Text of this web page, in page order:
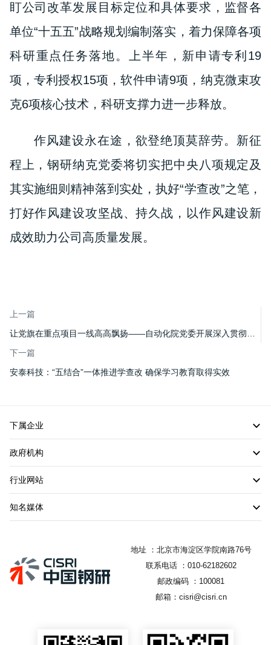
盯公司改革发展目标定位和具体要求，监督各
单位“十五五”战略规划编制落实，着力保障各项
科研重点任务落地。上半年，新申请专利19
项，专利授权15项，软件申请9项，纳克微束攻
克6项核心技术，科研支撑力进一步释放。
作风建设永在途，欲登绝顶莫辞劳。新征
程上，钢研纳克党委将切实把中央八项规定及
其实施细则精神落到实处，执好“学查改”之笔，
打好作风建设攻坚战、持久战，以作风建设新
成效助力公司高质量发展。
上一篇
下一篇
安泰科技：“五结合”一体推进学查改 确保学习教育取得实效
下属企业
政府机构
行业网站
知名媒体
地址 ：北京市海淀区学院南路76号
联系电话 ：010-62182602
邮政编码 ：100081
邮箱：cisri@cisri.cn